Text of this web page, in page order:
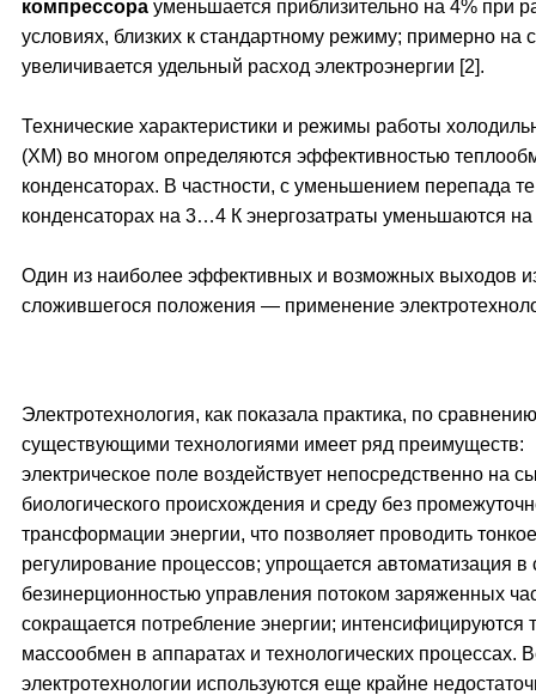
компрессора уменьшается приблизительно на 4% при
условиях, близких к стандартному режиму; примерно на
увеличивается удельный расход электроэнергии [2].
Технические характеристики и режимы работы
(ХМ) во многом определяются эффективностью
конденсаторах. В частности, с уменьшением перепада
конденсаторах на 3…4 К энергозатраты уменьшаются
Один из наиболее эффективных и возможных выходов
сложившегося положения — применение
Электротехнология, как показала практика, по
существующими технологиями имеет ряд преимуществ:
электрическое поле воздействует непосредственно на
биологического происхождения и среду без
трансформации энергии, что позволяет проводить тонкое
регулирование процессов; упрощается автоматизация в
безинерционностью управления потоком заряженных
сокращается потребление энергии; интенсифицируются
массообмен в аппаратах и технологических процессах.
электротехнологии используются еще крайне